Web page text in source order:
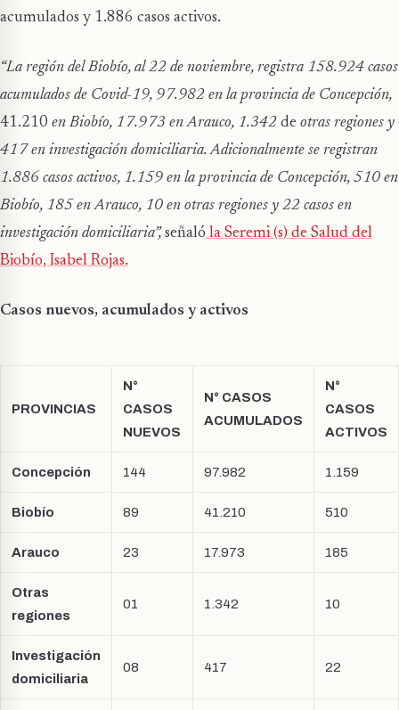
acumulados y 1.886 casos activos.
“La región del Biobío, al 22 de noviembre, registra 158.924 casos
acumulados de Covid-19, 97.982 en la provincia de Concepción,
41.210 en Biobío, 17.973 en Arauco, 1.342 de otras regiones y
417 en investigación domiciliaria. Adicionalmente se registran
1.886 casos activos, 1.159 en la provincia de Concepción, 510 en
Biobío, 185 en Arauco, 10 en otras regiones y 22 casos en
investigación domiciliaria”,señaló la Seremi (s) de Salud del
Biobío, Isabel Rojas.
Casos nuevos, acumulados y activos
PROVINCIAS
N°
CASOS
NUEVOS
N° CASOS
ACUMULADOS
N°
CASOS
ACTIVOS
Concepción 144 97.982 1.159
Biobío 89 41.210 510
Arauco 23 17.973 185
Otras
regiones
01 1.342 10
Investigación
domiciliaria
08 417 22